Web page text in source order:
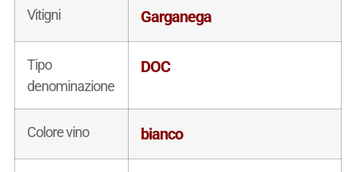
Vitigni Garganega
Tipo
denominazione
DOC
Colore vino bianco